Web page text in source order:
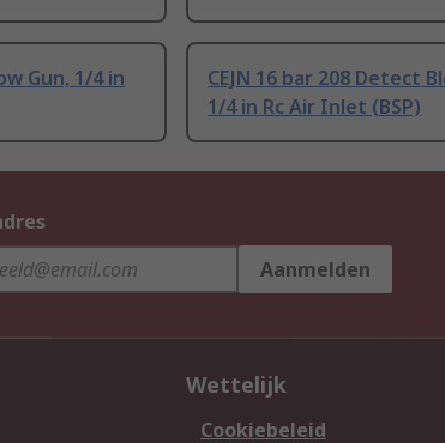
Gun, 1/4 in
CEJN 16 bar 208 Detect
1/4 in Rc Air Inlet (BSP)
Aanmelden
Wettelijk
Cookiebeleid